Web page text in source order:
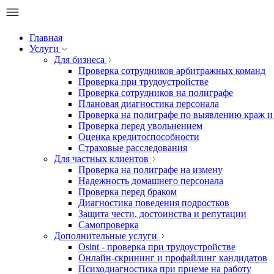
Главная
Услуги
Для бизнеса
Проверка сотрудников арбитражных команд
Проверка при трудоустройстве
Проверка сотрудников на полиграфе
Плановая диагностика персонала
Проверка на полиграфе по выявлению краж и
Проверка перед увольнением
Оценка кредитоспособности
Страховые расследования
Для частных клиентов
Проверка на полиграфе на измену
Надежность домашнего персонала
Проверка перед браком
Диагностика поведения подростков
Защита чести, достоинства и репутации
Самопроверка
Дополнительные услуги
Osint - проверка при трудоустройстве
Онлайн-скрининг и профайлинг кандидатов
Психодиагностика при приеме на работу